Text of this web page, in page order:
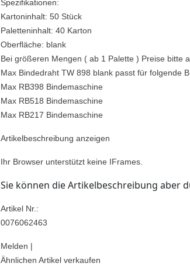
Spezifikationen:
Kartoninhalt: 50 Stück
Paletteninhalt: 40 Karton
Oberfläche: blank
Bei größeren Mengen ( ab 1 Palette ) Preise bitte
Max Bindedraht TW 898 blank passt für folgende
Max RB398 Bindemaschine
Max RB518 Bindemaschine
Max RB217 Bindemaschine
Artikelbeschreibung anzeigen
Ihr Browser unterstützt keine IFrames.
Sie können die Artikelbeschreibung aber
Artikel Nr.:
0076062463
Melden |
Ähnlichen Artikel verkaufen